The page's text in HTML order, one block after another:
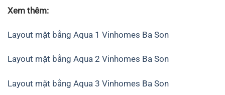
Xem thêm:
Layout mặt bằng Aqua 1 Vinhomes Ba Son
Layout mặt bằng Aqua 2 Vinhomes Ba Son
Layout mặt bằng Aqua 3 Vinhomes Ba Son